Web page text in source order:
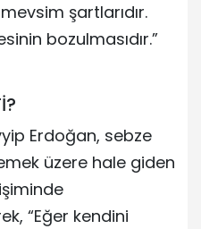
şartlarıdır.
bozulmasıdır.”
Erdoğan, sebze
üzere hale giden
“Eğer kendini